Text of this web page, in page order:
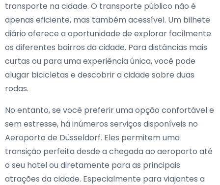
transporte na cidade. O transporte público não é
apenas eficiente, mas também acessível. Um bilhete
diário oferece a oportunidade de explorar facilmente
os diferentes bairros da cidade. Para distâncias mais
curtas ou para uma experiência única, você pode
alugar bicicletas e descobrir a cidade sobre duas
rodas.
No entanto, se você preferir uma opção confortável e
sem estresse, há inúmeros serviços disponíveis no
Aeroporto de Düsseldorf. Eles permitem uma
transição perfeita desde a chegada ao aeroporto até
o seu hotel ou diretamente para as principais
atrações da cidade. Especialmente para viajantes a